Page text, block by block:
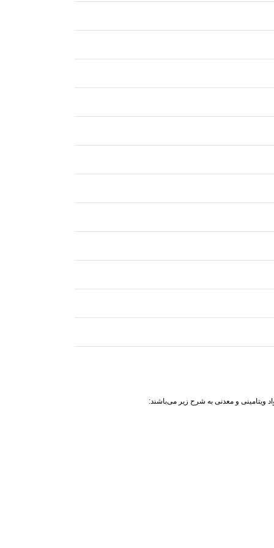
ویتامینی و معدنی به شرح زیر می‌باشند: